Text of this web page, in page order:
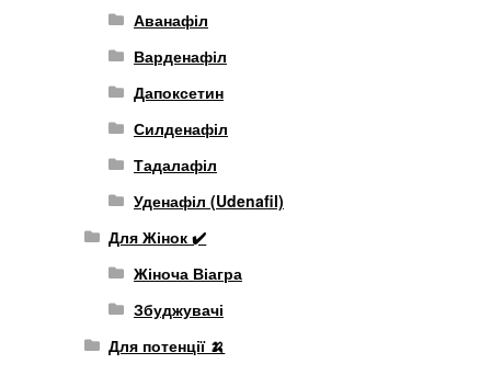
Аванафіл
Варденафіл
Дапоксетин
Силденафіл
Тадалафіл
Уденафіл (Udenafil)
Для Жінок ✔️
Жіноча Віагра
Збуджувачі
Для потенції 🍌